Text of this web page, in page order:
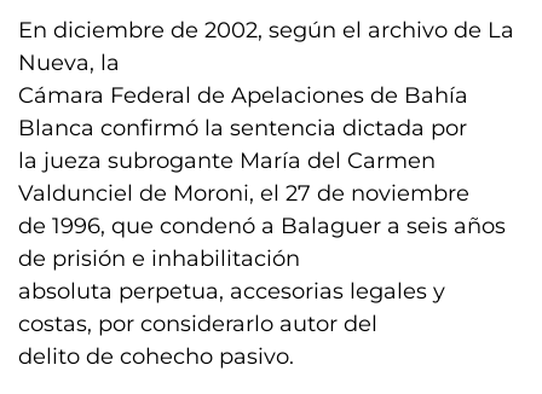
En diciembre de 2002, según el archivo de La
Nueva, la
Cámara Federal de Apelaciones de Bahía
Blanca confirmó la sentencia dictada por
la jueza subrogante María del Carmen
Valdunciel de Moroni, el 27 de noviembre
de 1996, que condenó a Balaguer a seis años
de prisión e inhabilitación
absoluta perpetua, accesorias legales y
costas, por considerarlo autor del
delito de cohecho pasivo.